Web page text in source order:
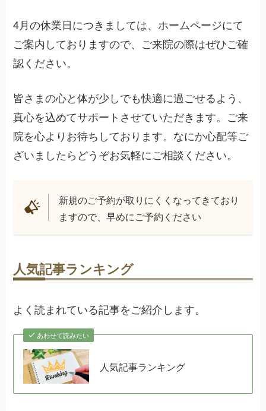
4月の休業日につきましては、ホームページにて
ご案内しておりますので、ご来院の際はぜひご確
認ください。
皆さまの心と体が少しでも快適に過ごせるよう、
真心を込めてサポートさせていただきます。ご来
院を心よりお待ちしております。なにか心配等ご
ざいましたらどうぞお気軽にご相談ください。
新規のご予約が取りにくくなってきており
ますので、早めにご予約ください
人気記事ランキング
よく読まれている記事をご紹介します。
あわせて読みたい
人気記事ランキング